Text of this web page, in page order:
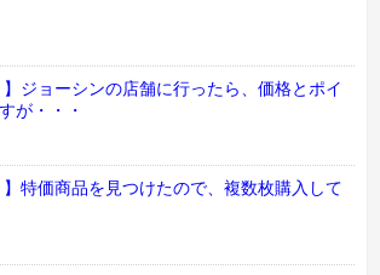
】ジョーシンの店舗に行ったら、価格とポイ
が・・・
】特価商品を見つけたので、複数枚購入して